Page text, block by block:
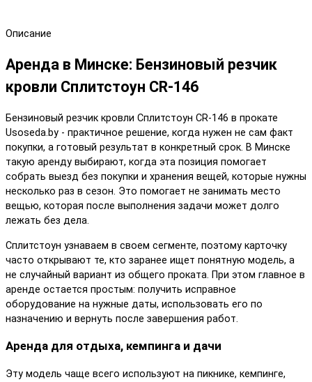
Описание
Аренда в Минске: Бензиновый резчик
кровли Сплитстоун CR-146
Бензиновый резчик кровли Сплитстоун CR-146 в прокате
Usoseda.by - практичное решение, когда нужен не сам факт
покупки, а готовый результат в конкретный срок. В Минске
такую аренду выбирают, когда эта позиция помогает
собрать выезд без покупки и хранения вещей, которые нужны
несколько раз в сезон. Это помогает не занимать место
вещью, которая после выполнения задачи может долго
лежать без дела.
Сплитстоун узнаваем в своем сегменте, поэтому карточку
часто открывают те, кто заранее ищет понятную модель, а
не случайный вариант из общего проката. При этом главное в
аренде остается простым: получить исправное
оборудование на нужные даты, использовать его по
назначению и вернуть после завершения работ.
Аренда для отдыха, кемпинга и дачи
Эту модель чаще всего используют на пикнике, кемпинге,